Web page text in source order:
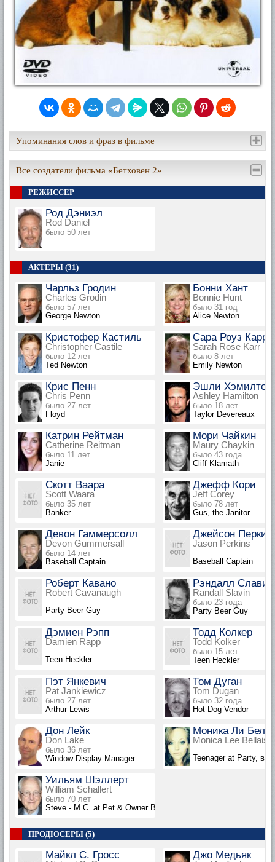
Упоминания слов и фраз в фильме
Все создатели фильма «Бетховен 2»
РЕЖИССЕР
Род Дэниэл
Rod Daniel
было 50 лет
АКТЕРЫ (31)
Чарльз Гродин
Charles Grodin
было 57 лет
George Newton
Бонни Хант
Bonnie Hunt
было 31 год
Alice Newton
Кристофер Кастиль
Christopher Castile
было 12 лет
Ted Newton
Сара Роуз Карр
Sarah Rose Karr
было 8 лет
Emily Newton
Крис Пенн
Chris Penn
было 27 лет
Floyd
Эшли Хэмилтон
Ashley Hamilton
было 18 лет
Taylor Devereaux
Катрин Рейтман
Catherine Reitman
было 11 лет
Janie
Мори Чайкин
Maury Chaykin
было 43 года
Cliff Klamath
Скотт Ваара
Scott Waara
было 35 лет
Banker
Джефф Кори
Jeff Corey
было 78 лет
Gus, the Janitor
Девон Гаммерсолл
Devon Gummersall
было 14 лет
Baseball Captain
Джейсон
Jason Perkins
Baseball Captain
Роберт Кавано
Robert Cavanaugh
Party Beer Guy
Рэндалл Славин
Randall Slavin
было 23 года
Party Beer Guy
Дэмиен Рэпп
Damien Rapp
Teen Heckler
Тодд Колкер
Todd Kolker
было 15 лет
Teen Heckler
Пэт Янкевич
Pat Jankiewicz
было 27 лет
Arthur Lewis
Том Дуган
Tom Dugan
было 32 года
Hot Dog Vendor
Дон Лейк
Don Lake
было 36 лет
Window Display Manager
Моника Ли
Monica Lee Bellais
Teenager at Party, в
Уильям Шэллерт
William Schallert
было 70 лет
Steve - M.C. at Pet & Owner Burger Binge, в титрах не указан
ПРОДЮСЕРЫ (5)
Майкл С. Гросс Джо Медьяк